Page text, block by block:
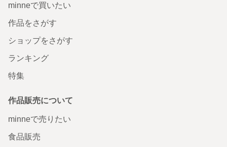
minneで買いたい
作品をさがす
ショップをさがす
ランキング
特集
作品販売について
minneで売りたい
食品販売